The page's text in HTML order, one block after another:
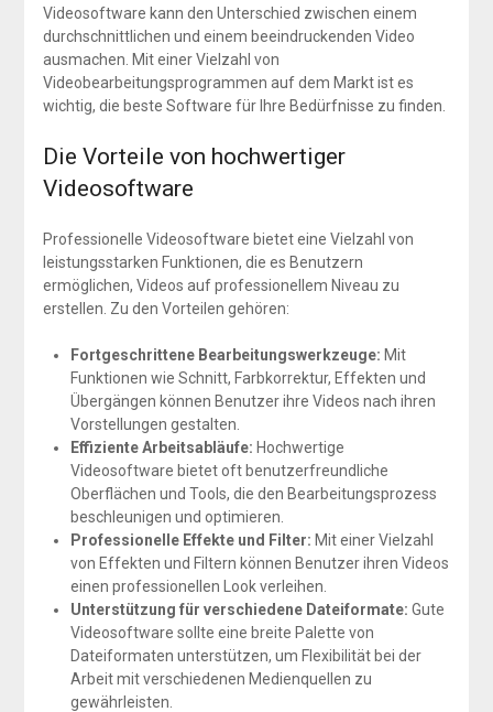
Videosoftware kann den Unterschied zwischen einem
durchschnittlichen und einem beeindruckenden Video
ausmachen. Mit einer Vielzahl von
Videobearbeitungsprogrammen auf dem Markt ist es
wichtig, die beste Software für Ihre Bedürfnisse zu finden.
Die Vorteile von hochwertiger
Videosoftware
Professionelle Videosoftware bietet eine Vielzahl von
leistungsstarken Funktionen, die es Benutzern
ermöglichen, Videos auf professionellem Niveau zu
erstellen. Zu den Vorteilen gehören:
Fortgeschrittene Bearbeitungswerkzeuge: Mit
Funktionen wie Schnitt, Farbkorrektur, Effekten und
Übergängen können Benutzer ihre Videos nach ihren
Vorstellungen gestalten.
Effiziente Arbeitsabläufe: Hochwertige
Videosoftware bietet oft benutzerfreundliche
Oberflächen und Tools, die den Bearbeitungsprozess
beschleunigen und optimieren.
Professionelle Effekte und Filter: Mit einer Vielzahl
von Effekten und Filtern können Benutzer ihren Videos
einen professionellen Look verleihen.
Unterstützung für verschiedene Dateiformate: Gute
Videosoftware sollte eine breite Palette von
Dateiformaten unterstützen, um Flexibilität bei der
Arbeit mit verschiedenen Medienquellen zu
gewährleisten.